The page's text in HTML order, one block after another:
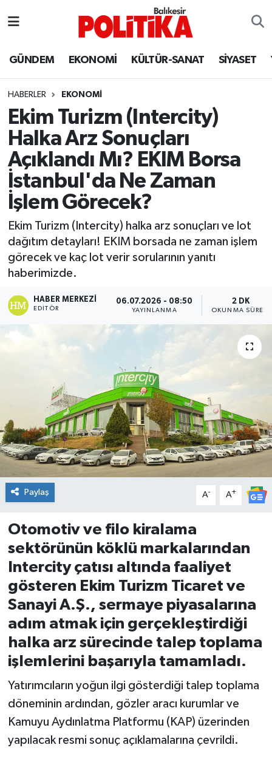
GÜNDEM EKONOMİ KÜLTÜR-SANAT SİYASET
HABERLER EKONOMİ
Ekim Turizm (Intercity)
Halka Arz Sonuçları
Açıklandı Mı? EKIM Borsa
İstanbul'da Ne Zaman
İşlem Görecek?
Ekim Turizm (Intercity) halka arz sonuçları ve lot
dağıtım detayları! EKIM borsada ne zaman işlem
görecek ve kaç lot verir sorularının yanıtı
haberimizde.
HABER MERKEZI
EDITÖR
06.07.2026 - 08:50
YAYINLANMA
2 DK
OKUNMA SÜRESI
Paylaş A- A+
Otomotiv ve filo kiralama
sektörünün köklü markalarından
Intercity çatısı altında faaliyet
gösteren Ekim Turizm Ticaret ve
Sanayi A.Ş., sermaye piyasalarına
adım atmak için gerçekleştirdiği
halka arz sürecinde talep toplama
işlemlerini başarıyla tamamladı.
Yatırımcıların yoğun ilgi gösterdiği talep toplama
döneminin ardından, gözler aracı kurumlar ve
Kamuyu Aydınlatma Platformu (KAP) üzerinden
yapılacak resmi sonuç açıklamalarına çevrildi.
Ayvalık
Balya
Bandırma
Bigadiç
BİYOGRAFİLER
Burhaniye
ÇEVRE
DÜNYA
EĞİTİM
EKONOMİ
Erdek
Gömeç
Havran
İvrindi
KENT GÜNDEMİ
Kepsut
KÜLTÜR-SANAT
MANŞET
Balıkesir Hava Durumu
Balıkesir Namaz Vakitleri
Balıkesir Trafik Yoğunluk Haritası
Süper Lig Puan Durumu ve Fikstür
Tüm Manşetler
Son Dakika Haberleri
Haber Arşivi